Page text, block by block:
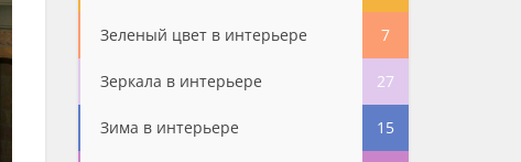
Зеленый цвет в интерьере 7
Зеркала в интерьере 27
Зима в интерьере 15